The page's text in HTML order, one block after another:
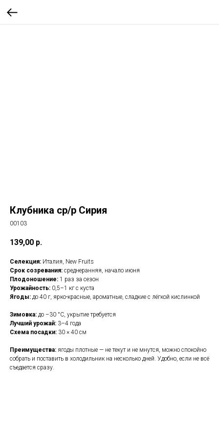
Клубника ср/р Сирия
00103
139,00 р.
Селекция: Италия, New Fruits
Срок созревания: среднеранняя, начало июня
Плодоношение: 1 раз за сезон
Урожайность: 0,5–1 кг с куста
Ягоды: до 40 г, ярко-красные, ароматные, сладкие с лёгкой кислинкой
Зимовка: до –30 °C, укрытие требуется
Лучший урожай: 3–4 года
Схема посадки: 30 × 40 см
Преимущества: ягоды плотные — не текут и не мнутся, можно спокойно
собрать и поставить в холодильник на несколько дней. Удобно, если не всё
съедается сразу.